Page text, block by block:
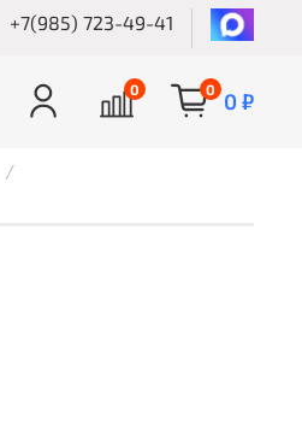
+7(985) 723-49-41
0 0 0 ₽